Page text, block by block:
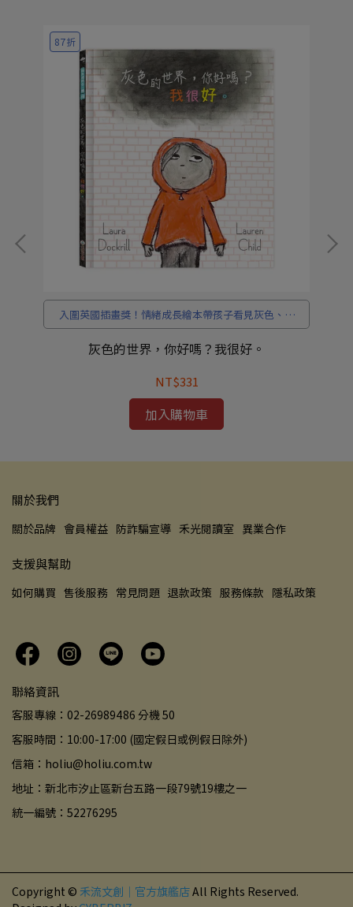
87折
入圍英國插畫獎！情緒成長繪本帶孩子看見灰色、擁
抱色彩，學會接納自我。
灰色的世界，你好嗎？我很好。
NT$331
加入購物車
關於我們
關於品牌 會員權益 防詐騙宣導 禾光閱讀室 異業合作
支援與幫助
如何購買 售後服務 常見問題 退款政策 服務條款 隱私政策
聯絡資訊
客服專線：02-26989486 分機 50
客服時間：10:00-17:00 (國定假日或例假日除外)
信箱：holiu@holiu.com.tw
地址：新北市汐止區新台五路一段79號19樓之一
統一編號：52276295
Copyright © 禾流文創｜官方旗艦店All Rights Reserved.